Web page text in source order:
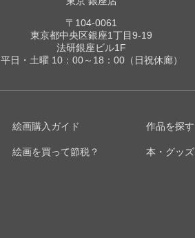
〒104-0061
東京都中央区銀座1丁目9-19
法研銀座ビル1F
平日・土曜 10：00～18：00（日祝休廊）
絵画購入ガイド
絵画を買って節税？
作品を探す
本・グッズ